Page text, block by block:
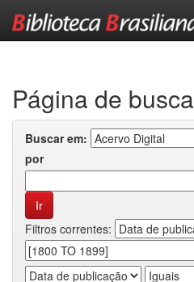
Página de busca
Buscar em:
por
Filtros correntes: